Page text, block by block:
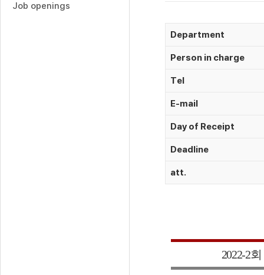
Job openings
Department
Person in charge
Tel
E-mail
Day of Receipt
Deadline
att.
2022-2회